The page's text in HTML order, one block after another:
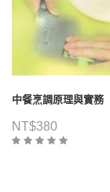
中餐烹調原理與實務
NT$380